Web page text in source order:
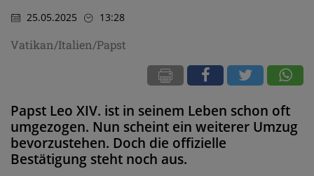
25.05.2025 13:28
Vatikan/Italien/Papst
Papst Leo XIV. ist in seinem Leben schon oft
umgezogen. Nun scheint ein weiterer Umzug
bevorzustehen. Doch die offizielle
Bestätigung steht noch aus.